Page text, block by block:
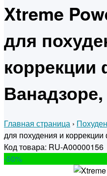
Xtreme
для
Главная страница ›
для похудения и
Код товара: RU-A00000156
-50%